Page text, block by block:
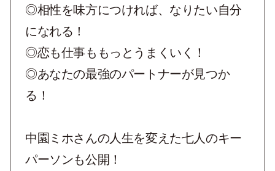
◎相性を味方につければ、なりたい自分
になれる！
◎恋も仕事ももっとうまくいく！
◎あなたの最強のパートナーが見つか
る！
中園ミホさんの人生を変えた七人のキー
パーソンも公開！